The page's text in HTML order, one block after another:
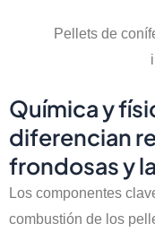
Pellets de
Química y
diferencian
frondosas y
Los componentes
combustión de los